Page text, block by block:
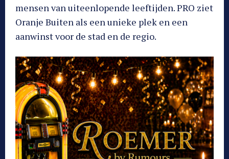
mensen van uiteenlopende leeftijden. PRO ziet
Oranje Buiten als een unieke plek en een
aanwinst voor de stad en de regio.